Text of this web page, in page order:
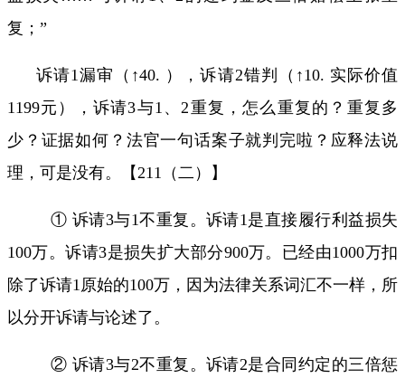
复；”
诉请1 漏审（↑40. ），诉请2错判（↑10. 实际价值
1199元），诉请3与1 、 2重复，怎么重复的？重复多
少？证据如何？法官一句话案子就判完啦？应释法说
理，可是没有。【 211 （二）】
① 诉请3与1不重复。诉请1 是直接履行利益损失
100万。诉请3是损失扩大部分900万。已经由1000万扣
除了诉请1 原始的100万，因为法律关系词汇不一样，所
以分开诉请与论述了。
② 诉请3与2不重复。诉请2是合同约定的三倍惩